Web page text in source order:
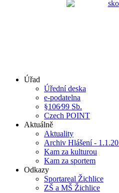
Úřad
Úřední deska
e-podatelna
§106⁄99 Sb.
Czech POINT
Aktuálně
Aktuality
Archiv Hlášení -
Kam za kulturou
Kam za sportem
Odkazy
Sportareal Žichlice
ZŠ a MŠ Žichlice